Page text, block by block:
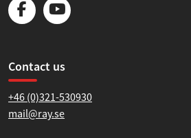
Contact us
+46 (0)321-530930
mail@ray.se